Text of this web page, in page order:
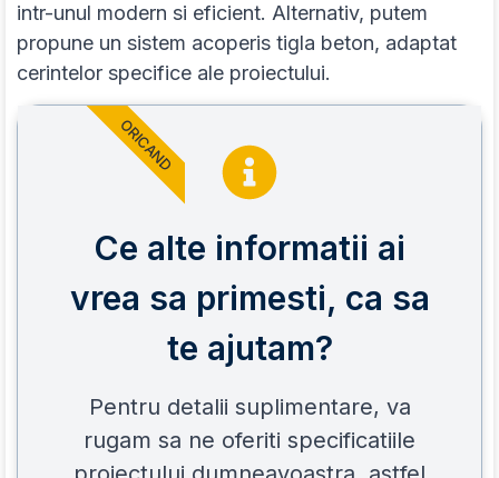
intr-unul modern si eficient. Alternativ, putem
propune un sistem acoperis tigla beton, adaptat
cerintelor specifice ale proiectului.
Ce alte informatii ai
vrea sa primesti, ca sa
te ajutam?
Pentru detalii suplimentare, va
rugam sa ne oferiti specificatiile
ORICAND